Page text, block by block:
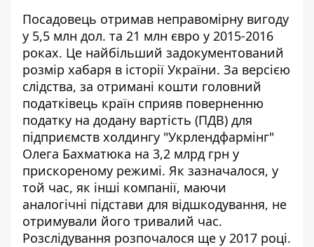
Посадовець отримав неправомірну вигоду
у 5,5 млн дол. та 21 млн євро у 2015-2016
роках. Це найбільший задокументований
розмір хабаря в історії України. За версією
слідства, за отримані кошти головний
податківець країн сприяв поверненню
податку на додану вартість (ПДВ) для
підприємств холдингу "Укрлендфармінг"
Олега Бахматюка на 3,2 млрд грн у
прискореному режимі. Як зазначалося, у
той час, як інші компанії, маючи
аналогічні підстави для відшкодування, не
отримували його тривалий час.
Розслідування розпочалося ще у 2017 році.